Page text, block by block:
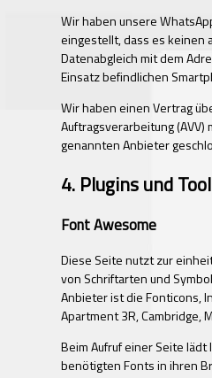
Wir haben unsere
eingestellt, dass es keinen
Datenabgleich mit dem
Einsatz befindlichen
Wir haben einen Vertrag
Auftragsverarbeitung (AVV)
genannten Anbieter
4. Plugins und
Font Awesome
Diese Seite nutzt zur
von Schriftarten und
Anbieter ist die Fonticons,
Apartment 3R, Cambridge,
Beim Aufruf einer Seite
benötigten Fonts in ihren